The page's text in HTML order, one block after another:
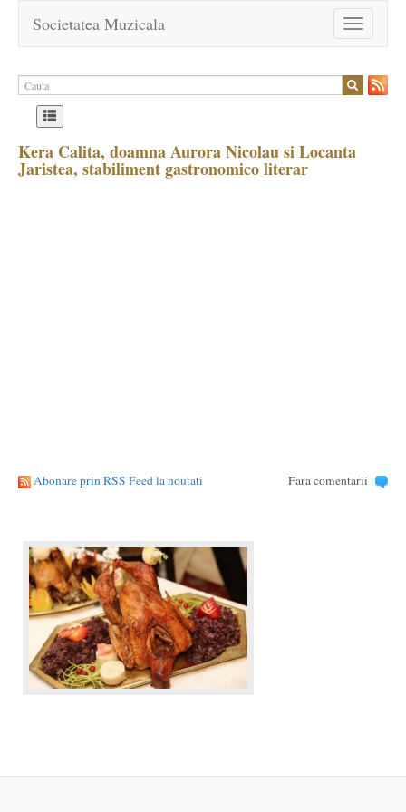
Toggle
navigation
Societatea Muzicala
Kera Calita, doamna Aurora Nicolau si Locanta
Jaristea, stabiliment gastronomico literar
Abonare prin RSS Feed la noutati Fara comentarii